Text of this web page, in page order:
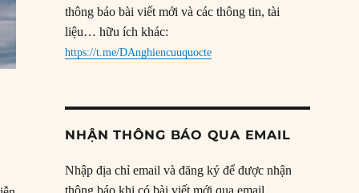
thông báo bài viết mới và các thông tin, tài
liệu… hữu ích khác:
https://t.me/DAnghiencuuquocte
NHẬN THÔNG BÁO QUA EMAIL
Nhập địa chỉ email và đăng ký để được nhận